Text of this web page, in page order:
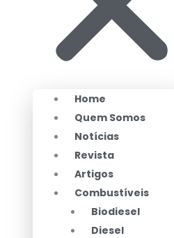
Home
Quem Somos
Notícias
Revista
Artigos
Combustíveis
Biodiesel
Diesel